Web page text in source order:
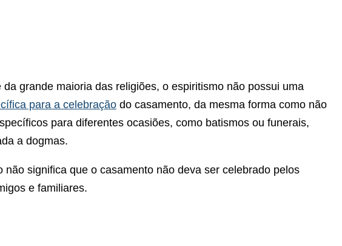
da grande maioria das religiões, o espiritismo não possui uma
para a celebração do casamento, da mesma forma como não
para diferentes ocasiões, como batismos ou funerais,
a dogmas.
não significa que o casamento não deva ser celebrado pelos
e familiares.